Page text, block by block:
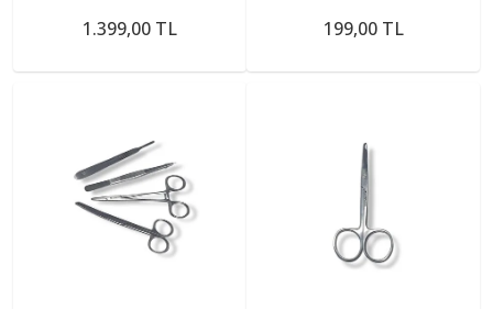
1.399,00 TL 199,00 TL